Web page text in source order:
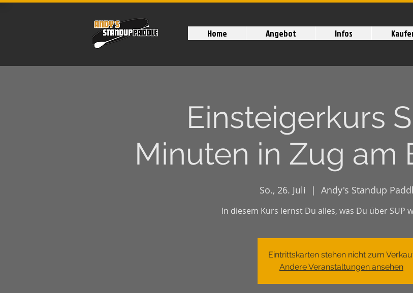
Home Angebot Infos
Einsteigerkurs
Minuten in Zug am
So., 26. Juli
  |
Andy's Standup
In diesem Kurs lernst Du alles, was Du über SUP
Eintrittskarten stehen nicht zum
Andere Veranstaltungen ansehen